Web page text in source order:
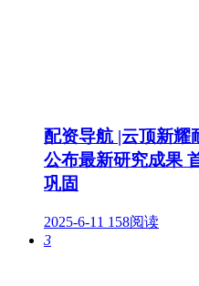
配资导航 |云顶新
公布最新研究成果
巩固
2025-6-11 158阅读
3